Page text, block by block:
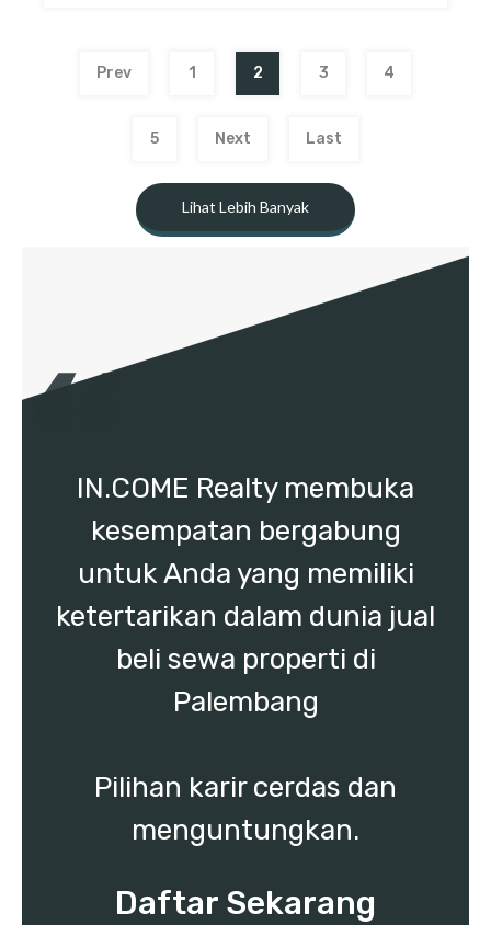
Prev 1 2 3 4
5 Next Last
Lihat Lebih Banyak
IN.COME Realty membuka
kesempatan bergabung
untuk Anda yang memiliki
ketertarikan dalam dunia jual
beli sewa properti di
Palembang
Pilihan karir cerdas dan
menguntungkan.
Daftar Sekarang